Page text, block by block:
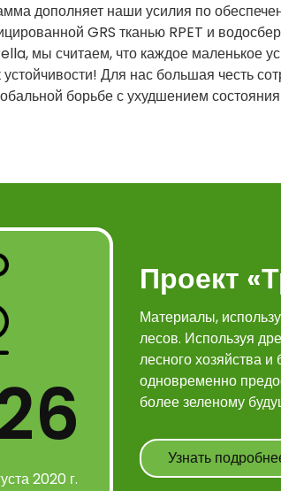
дополняет наши усилия по
GRS тканью RPET и
мы считаем, что каждое маленькое
устойчивости! Для нас большая честь
борьбе с ухудшением
2020 г.
Проект
Материалы,
лесов. Используя
лесного хозяйства
одновременно
более зеленому
Узнать